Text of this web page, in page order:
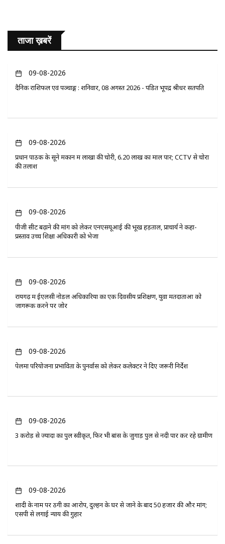
ताजा ख़बरें
09-08-2026
दैनिक राशिफल एवं पञ्चाङ्ग : शनिवार, 08 अगस्त 2026 - पंडित भूपेंद्र श्रीधर सतपति
09-08-2026
प्रधान पाठक के सूने मकान में लाखों की चोरी, 6.20 लाख का माल पार; CCTV से चोरों
की तलाश
09-08-2026
पीजी सीट बढ़ाने की मांग को लेकर एनएसयूआई की भूख हड़ताल, प्राचार्य ने कहा-
प्रस्ताव उच्च शिक्षा अधिकारी को भेजा
09-08-2026
रायगढ़ में ईएलसी नोडल अधिकारियों का एक दिवसीय प्रशिक्षण, युवा मतदाताओं को
जागरूक करने पर जोर
09-08-2026
पेलमा परियोजना प्रभावितों के पुनर्वास को लेकर कलेक्टर ने दिए जरूरी निर्देश
09-08-2026
3 करोड़ से ज्यादा का पुल स्वीकृत, फिर भी बांस के जुगाड़ पुल से नदी पार कर रहे ग्रामीण
09-08-2026
शादी के नाम पर ठगी का आरोप, दुल्हन के घर से जाने के बाद 50 हजार की और मांग;
एसपी से लगाई न्याय की गुहार